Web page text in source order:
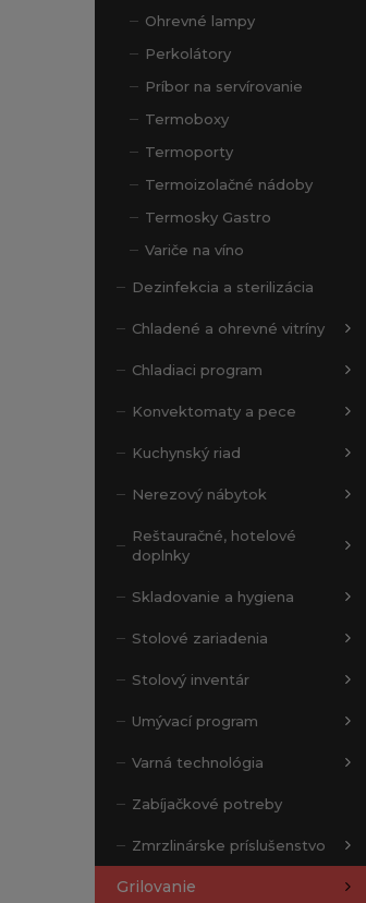
Ohrevné lampy
Perkolátory
Príbor na servírovanie
Termoboxy
Termoporty
Termoizolačné nádoby
Termosky Gastro
Variče na víno
Dezinfekcia a sterilizácia
Chladené a ohrevné vitríny
Chladiaci program
Konvektomaty a pece
Kuchynský riad
Nerezový nábytok
Reštauračné, hotelové
doplnky
Skladovanie a hygiena
Stolové zariadenia
Stolový inventár
Umývací program
Varná technológia
Zabíjačkové potreby
Zmrzlinárske príslušenstvo
Grilovanie